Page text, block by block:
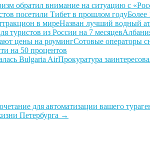
обратил внимание на ситуацию с
Более
Назван лучший водный
Сотовые операторы
на 50 процентов
Прокуратура
для автоматизации вашего
Петербурга →